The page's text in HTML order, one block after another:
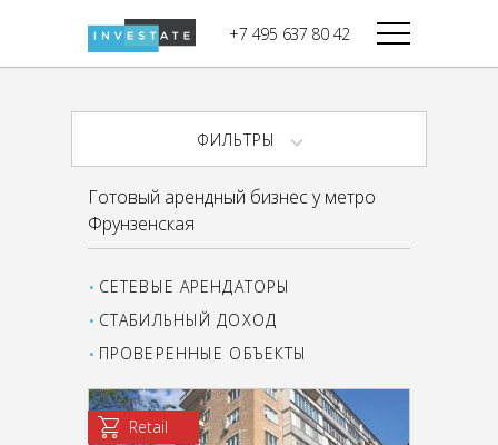
+7 495 637 80 42
Дикси
Магнолия
В башне
Запад
Башня Федерация-I
Восток
Город Столиц,
Южный блок
ФИЛЬТРЫ
Готовый арендный бизнес у метро
Фрунзенская
СЕТЕВЫЕ АРЕНДАТОРЫ
СТАБИЛЬНЫЙ ДОХОД
ПРОВЕРЕННЫЕ ОБЪЕКТЫ
Retail